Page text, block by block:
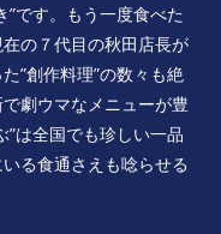
”です。もう一度食べた
の７代目の秋田店長が
”創作料理”の数々も絶
劇ウマなメニューが豊
”は全国でも珍しい一品
る食通さえも唸らせる